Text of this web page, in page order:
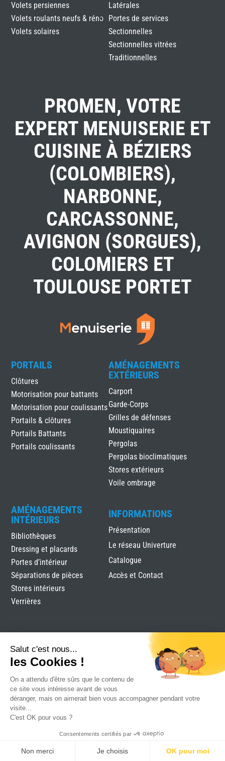
Volets persiennes
Volets roulants neufs & réno
Volets solaires
Latérales
Portes de services
Sectionnelles
Sectionnelles vitrées
Traditionnelles
PROMEN, VOTRE
EXPERT MENUISERIE ET
CUISINE À BÉZIERS
(COLOMBIERS),
NARBONNE,
CARCASSONNE,
AVIGNON (SORGUES),
COLOMIERS ET
TOULOUSE PORTET
PORTAILS
Clôtures
Motorisation pour battants
Motorisation pour coulissants
Portails & clôtures
Portails Battants
Portails coulissants
AMÉNAGEMENTS
EXTÉRIEURS
Carport
Garde-Corps
Grilles de défenses
Moustiquaires
Pergolas
Pergolas bioclimatiques
Stores extérieurs
Voile ombrage
AMÉNAGEMENTS
INTÉRIEURS
Bibliothèques
Dressing et placards
Portes d’intérieur
Séparations de pièces
Stores intérieurs
Verrières
INFORMATIONS
Présentation
Le réseau Univerture
Catalogue
Accès et Contact
Promen|Mentions légales|Plan du site
Attraptemps
DEVIS RDV CONTACT
Salut c'est nous...
les Cookies !
On a attendu d'être sûrs que le contenu de
ce site vous intéresse avant de vous
déranger, mais on aimerait bien vous accompagner pendant votre
visite...
C'est OK pour vous ?
Consentements certifiés par
Non merci Je choisis OK pour moi